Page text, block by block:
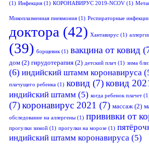
(1) Инфекция (1) КОРОНАВИРУС 2019-NCOV (1)
Микоплазменная пневмония (1) Респираторные
доктора (42) Хантавирус (1)
(39) борщевик(1) вакцина от ковид
дом (2) гирудотерапия (2) детский плач (1) зима
(6) индийский штамм коронавируса
плачущего ребенка (1) ковид (7)ковид
индийский штамм (5) когда ребенок плачет
(7)коронавирус 2021 (7) массаж (2)
обследование на аллергены (1) прививки от
прогулки зимой (1) прогулки на морозе (1)
индийский штамм коронавируса (5)